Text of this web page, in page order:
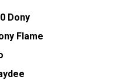
Dony